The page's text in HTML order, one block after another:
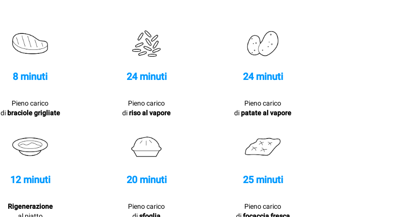
8 minuti
Pieno carico
di braciole grigliate
24 minuti
Pieno carico
diriso al vapore
24 minuti
Pieno carico
dipatate al vapore
12 minuti
Rigenerazione
20 minuti
Pieno carico
25 minuti
Pieno carico